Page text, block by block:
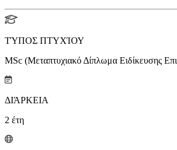
ΤΎΠΟΣ ΠΤΥΧΊΟΥ
MSc (Μεταπτυχιακό Δίπλωμα Ειδίκευσης
ΔΙΆΡΚΕΙΑ
2 έτη